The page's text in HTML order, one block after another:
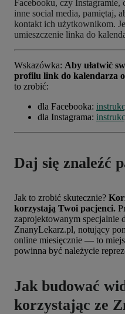
Facebooku, czy
inne social media, pamiętaj,
kontakt ich użytkownikom.
umieszczenie linka do
Wskazówka: Aby ułatwić
profilu link do kalendarza
to zrobić:
dla Facebooka:
dla Instagrama:
Daj się znaleźć
Jak to zrobić skutecznie?
korzystają Twoi pacjenci.
zaprojektowanym specjalnie
ZnanyLekarz.pl, notujący
online miesięcznie — to
powinna być należycie
Jak budować
korzystając ze